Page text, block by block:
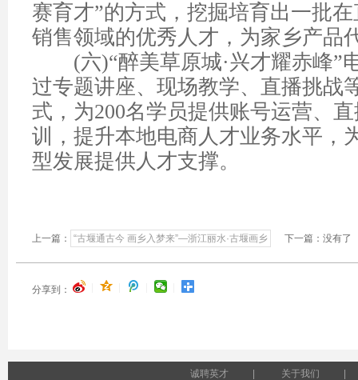
赛育才”的方式，挖掘培育出一批
销售领域的优秀人才，为家乡产品
(六)“醉美草原城·兴才耀赤峰”
过专题讲座、现场教学、直播挑战
式，为200名学员提供账号运营、
训，提升本地电商人才业务水平，
型发展提供人才支撑。
上一篇： “古堰通古今 画乡入梦来”—浙江丽水·古堰画乡 下一篇：没有了
分享到：
诚聘英才 关于我们